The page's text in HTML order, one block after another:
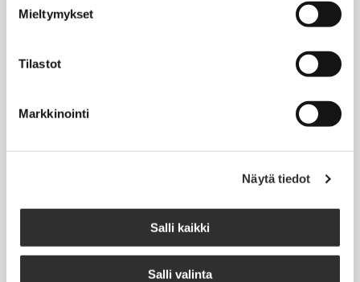
Mieltymykset
Tilastot
Markkinointi
Näytä tiedot
Salli kaikki
Salli valinta
Matkalaskut
Tapahtumakalenteri
JOBI